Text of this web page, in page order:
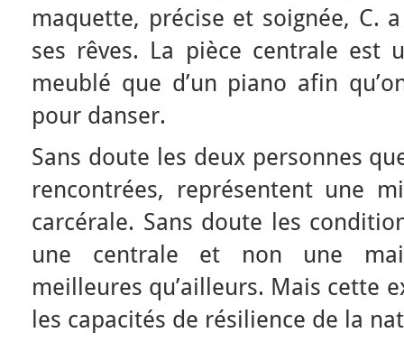
maquette, précise et soignée, C.
ses rêves. La pièce centrale est
meublé que d’un piano afin
pour danser.
Sans doute les deux personnes
rencontrées, représentent une
carcérale. Sans doute les
une centrale et non une
meilleures qu’ailleurs. Mais cette
les capacités de résilience de la